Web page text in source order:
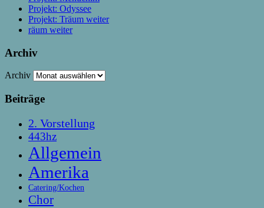
Projekt: Odyssee
Projekt: Träum weiter
räum weiter
Archiv
Archiv
Beiträge
2. Vorstellung
443hz
Allgemein
Amerika
Catering/Kochen
Chor